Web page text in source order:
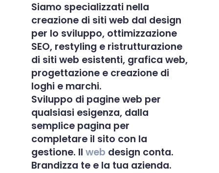
Siamo specializzati nella
creazione di siti web dal design
per lo sviluppo, ottimizzazione
SEO, restyling e ristrutturazione
di siti web esistenti, grafica web,
progettazione e creazione di
loghi e marchi.
Sviluppo di pagine web per
qualsiasi esigenza, dalla
semplice pagina per
completare il sito con la
gestione. Il web design conta.
Brandizza te e la tua azienda.